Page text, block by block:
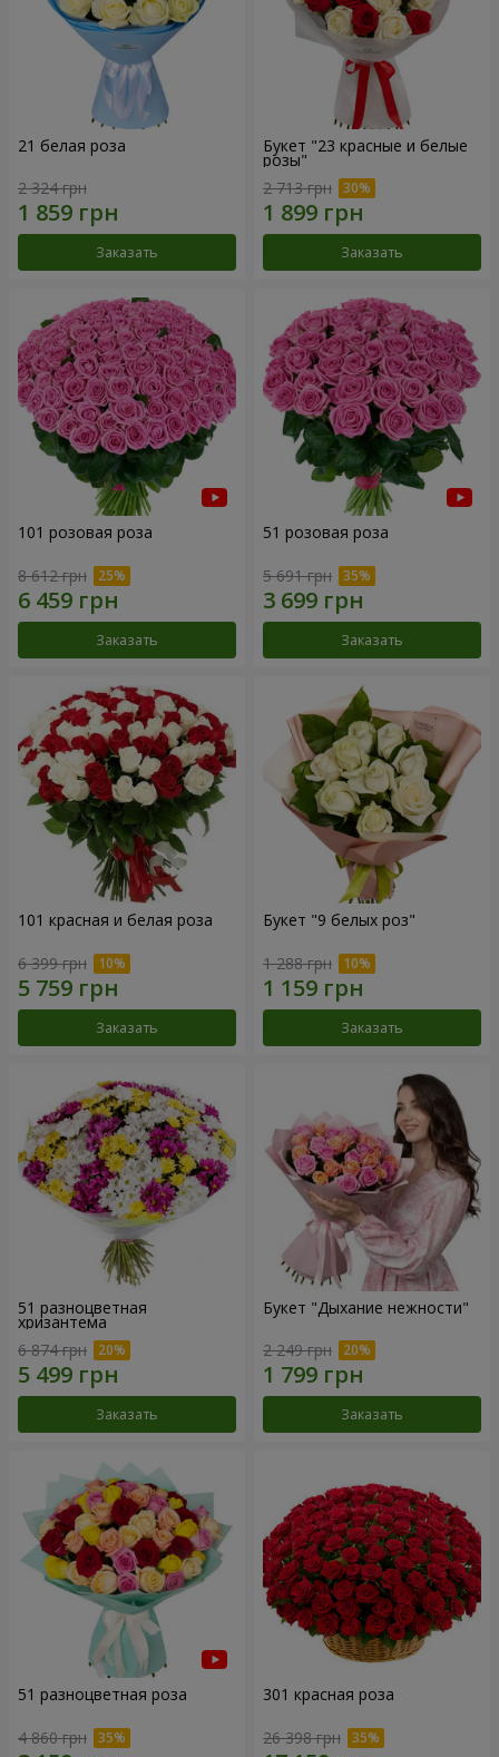
21 белая роза
2 324 грн
Заказать
Букет "23 красные и белые
розы"
2 713 грн
Заказать
101 розовая роза
8 612 грн
Заказать
51 розовая роза
5 691 грн
Заказать
101 красная и белая роза
6 399 грн
Заказать
Букет "9 белых роз"
1 288 грн
Заказать
51 разноцветная
хризантема
6 874 грн
Заказать
Букет "Дыхание нежности"
2 249 грн
Заказать
51 разноцветная роза
4 860 грн
301 красная роза
26 398 грн